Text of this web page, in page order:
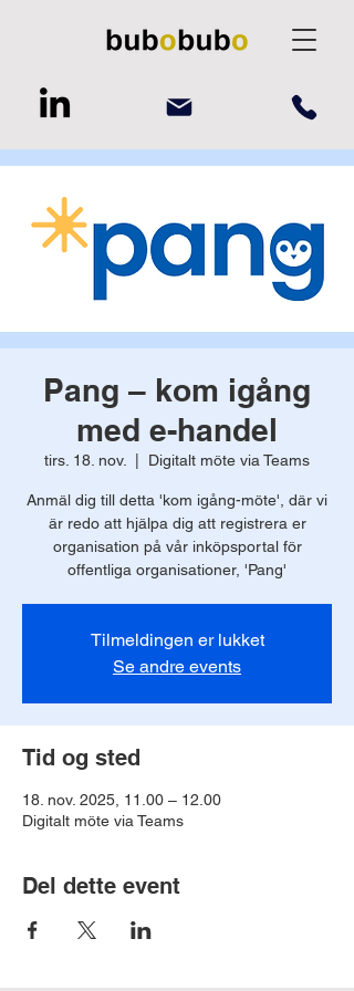
Pang – kom igång
med e-handel
tirs. 18. nov. Digitalt möte via Teams
Anmäl dig till detta 'kom igång-möte', där vi
är redo att hjälpa dig att registrera er
organisation på vår inköpsportal för
offentliga organisationer, 'Pang'
Tilmeldingen er lukket
Se andre events
Tid og sted
18. nov. 2025, 11.00 – 12.00
Digitalt möte via Teams
Del dette event